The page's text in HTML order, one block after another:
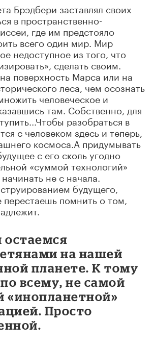
Брэдбери заставлял своих
в пространственно-
где им предстояло
всего один мир. Мир
недоступное из того, что
сделать своим.
поверхность Марса или на
леса, чем осознать
человеческое и
там. Собственно, для
разобраться в
с человеком здесь и теперь,
космоса.А придумывать
с его сколь угодно
«суммой технологий»
не с начала.
будущего,
перестаешь помнить о том,
на нашей
планете. К тому
всему, не самой
«инопланетной»
Просто